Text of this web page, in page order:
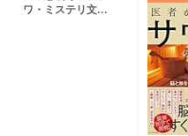
ワ・ミステリ文...